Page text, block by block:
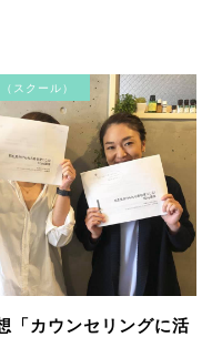
スクール）
「カウンセリングに活